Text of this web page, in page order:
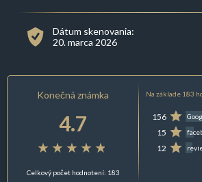
Dátum skenovania:
20. marca 2026
Konečná známka
4.7
Celkový počet hodnotení: 183
Na základe 183
156
15
12